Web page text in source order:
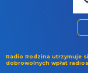
Radio Rodzina utrzymuje
dobrowolnych wpłat